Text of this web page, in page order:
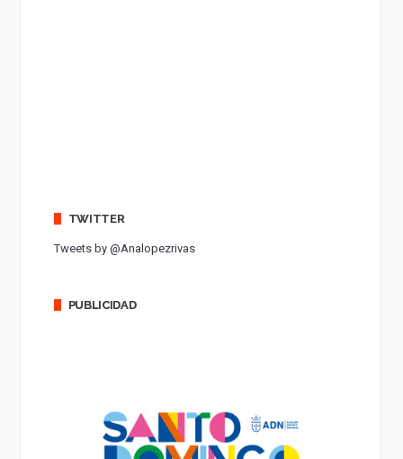
TWITTER
Tweets by @Analopezrivas
PUBLICIDAD